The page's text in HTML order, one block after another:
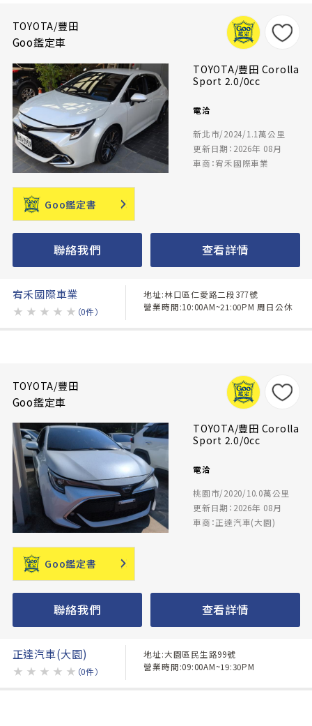
TOYOTA/豐田
Goo鑑定車
TOYOTA/豐田 Corolla
Sport 2.0/0cc
電洽
新北市/2024/1.1萬公里
更新日期：2026年 08月
車商：宥禾國際車業
Goo鑑定書
聯絡我們 查看詳情
宥禾國際車業
★ ★ ★ ★ ★ （0件）
地址:林口區仁愛路二段377號
營業時間:10:00AM~21:00PM 周日公休
TOYOTA/豐田
Goo鑑定車
TOYOTA/豐田 Corolla
Sport 2.0/0cc
電洽
桃園市/2020/10.0萬公里
更新日期：2026年 08月
車商：正達汽車(大園)
Goo鑑定書
聯絡我們 查看詳情
正達汽車(大園)
★ ★ ★ ★ ★ （0件）
地址:大園區民生路99號
營業時間:09:00AM~19:30PM